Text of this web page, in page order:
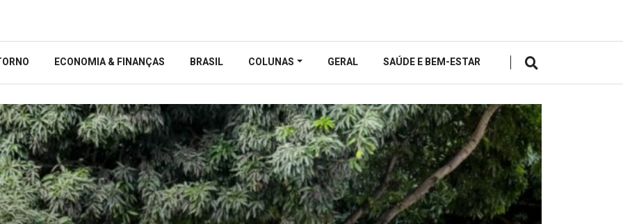
ECONOMIA & FINANÇAS BRASIL COLUNAS GERAL SAÚDE E BEM-ESTAR